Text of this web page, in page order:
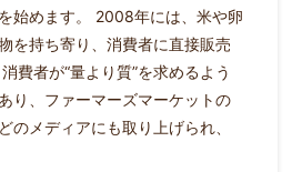
始めます。
2008年には、米や卵
を持ち寄り、消費者に直接販売
消費者が“量より質”を求めるよう
り、ファーマーズマーケットの
のメディアにも取り上げられ、